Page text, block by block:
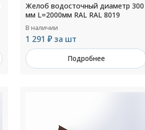
Желоб водосточный диаметр 300
мм L=2000мм RAL RAL 8019
В наличии
1 291 ₽ за шт
Подробнее